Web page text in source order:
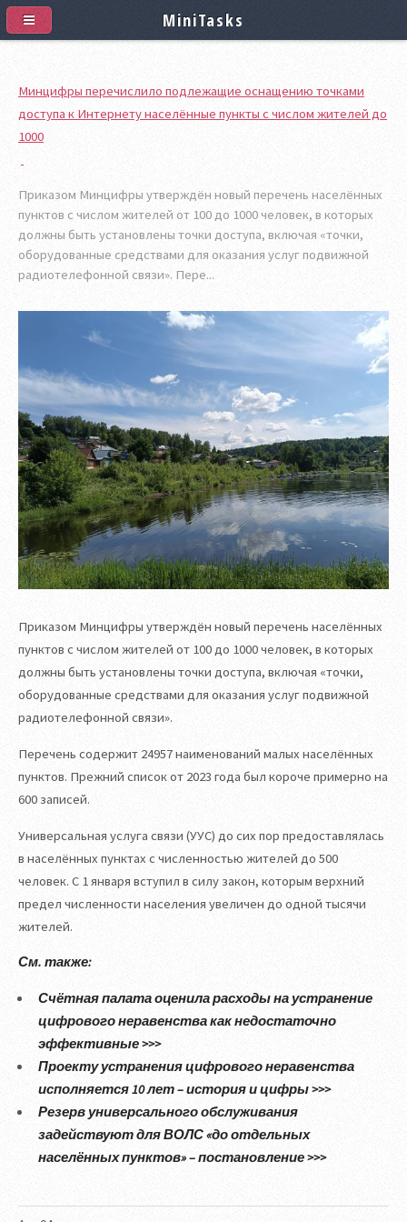
Минцифры перечислило подлежащие оснащению точками
доступа к Интернету населённые пункты с числом жителей до
1000
Приказом Минцифры утверждён новый перечень населённых
пунктов с числом жителей от 100 до 1000 человек, в которых
должны быть установлены точки доступа, включая «точки,
оборудованные средствами для оказания услуг подвижной
радиотелефонной связи». Пере...
Приказом Минцифры утверждён новый перечень населённых
пунктов с числом жителей от 100 до 1000 человек, в которых
должны быть установлены точки доступа, включая «точки,
оборудованные средствами для оказания услуг подвижной
радиотелефонной связи».
Перечень содержит 24957 наименований малых населённых
пунктов. Прежний список от 2023 года был короче примерно на
600 записей.
Универсальная услуга связи (УУС) до сих пор предоставлялась
в населённых пунктах с численностью жителей до 500
человек. С 1 января вступил в силу закон, которым верхний
предел численности населения увеличен до одной тысячи
жителей.
См. также:
Счётная палата оценила расходы на устранение
цифрового неравенства как недостаточно
эффективные >>>
Проекту устранения цифрового неравенства
исполняется 10 лет – история и цифры >>>
Резерв универсального обслуживания
задействуют для ВОЛС «до отдельных
населённых пунктов» – постановление >>>
MiniTasks